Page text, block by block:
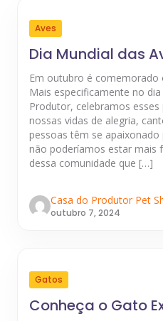
Aves
Dia Mundial das
Em outubro é comemorado
Mais especificamente no
Produtor, celebramos
nossas vidas de alegria,
pessoas têm se
não poderíamos estar mais
dessa comunidade que […]
Casa do Produtor Pet
outubro 7, 2024
Gatos
Conheça o Gato